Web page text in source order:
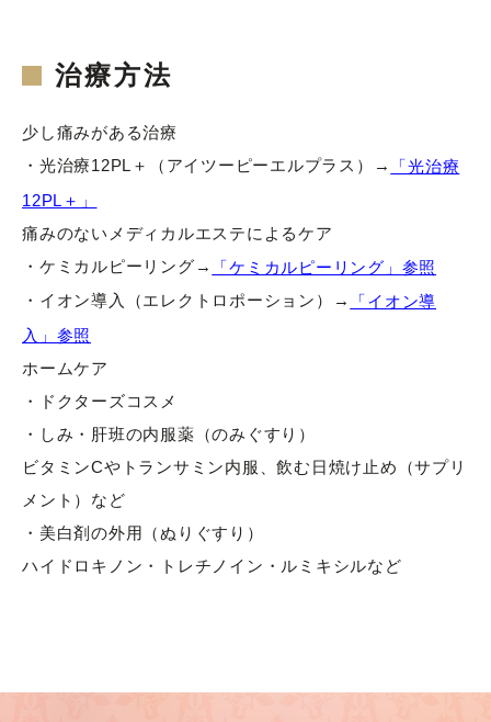
治療方法
少し痛みがある治療
・光治療12PL＋（アイツーピーエルプラス）→
「光治療
12PL＋」
痛みのないメディカルエステによるケア
・ケミカルピーリング→
「ケミカルピーリング」参照
・イオン導入（エレクトロポーション）→
「イオン導
入」参照
ホームケア
・ドクターズコスメ
・しみ・肝班の内服薬（のみぐすり）
ビタミンCやトランサミン内服、飲む日焼け止め（サプリ
メント）など
・美白剤の外用（ぬりぐすり）
ハイドロキノン・トレチノイン・ルミキシルなど